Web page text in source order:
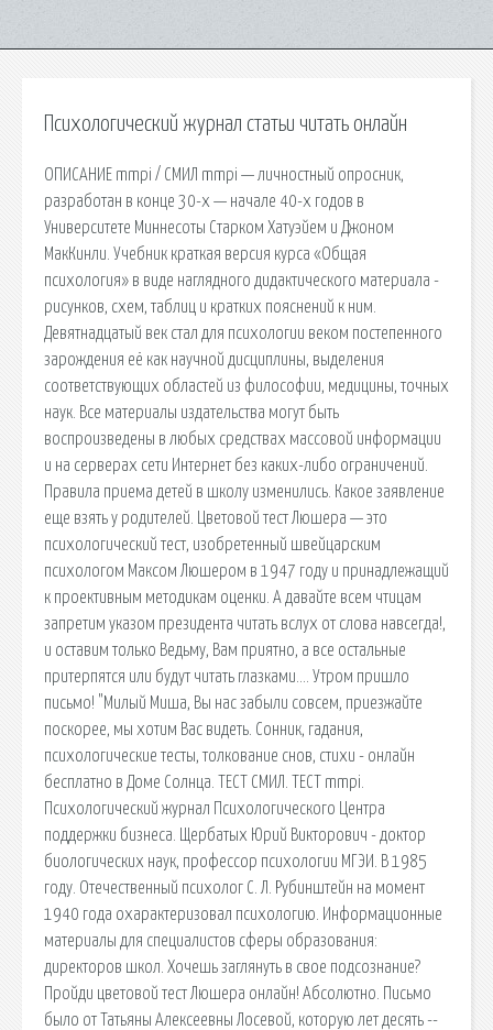
Психологический журнал статьи читать онлайн
ОПИСАНИЕ mmpi / СМИЛ mmpi — личностный опросник,
разработан в конце 30-х — начале 40-х годов в
Университете Миннесоты Старком Хатуэйем и Джоном
МакКинли. Учебник краткая версия курса «Общая
психология» в виде наглядного дидактического материала -
рисунков, схем, таблиц и кратких пояснений к ним.
Девятнадцатый век стал для психологии веком постепенного
зарождения её как научной дисциплины, выделения
соответствующих областей из философии, медицины, точных
наук. Все материалы издательства могут быть
воспроизведены в любых средствах массовой информации
и на серверах сети Интернет без каких-либо ограничений.
Правила приема детей в школу изменились. Какое заявление
еще взять у родителей. Цветовой тест Люшера — это
психологический тест, изобретенный швейцарским
психологом Максом Люшером в 1947 году и принадлежащий
к проективным методикам оценки. А давайте всем чтицам
запретим указом президента читать вслух от слова навсегда!,
и оставим только Ведьму, Вам приятно, а все остальные
притерпятся или будут читать глазками…. Утром пришло
письмо! "Милый Миша, Вы нас забыли совсем, приезжайте
поскорее, мы хотим Вас видеть. Сонник, гадания,
психологические тесты, толкование снов, стихи - онлайн
бесплатно в Доме Солнца. ТЕСТ СМИЛ. ТЕСТ mmpi.
Психологический журнал Психологического Центра
поддержки бизнеса. Щербатых Юрий Викторович - доктор
биологических наук, профессор психологии МГЭИ. В 1985
году. Отечественный психолог С. Л. Рубинштейн на момент
1940 года охарактеризовал психологию. Информационные
материалы для специалистов сферы образования:
директоров школ. Хочешь заглянуть в свое подсознание?
Пройди цветовой тест Люшера онлайн! Абсолютно. Письмо
было от Татьяны Алексеевны Лосевой, которую лет десять --